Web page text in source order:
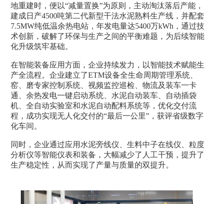
地重建时，便以“减量置换”为原则，主动淘汰落后产能，
建成日产4500吨第二代新型干法水泥熟料生产线，并配套
7.5MW纯低温余热电站，年发电量达5400万kWh，通过技
术创新，破解了环保与生产之间的平衡难题，为后续智能
化升级筑牢基础。
在智能装备应用方面，企业持续发力，以智能技术赋能生
产全流程。企业建立了ETM设备全生命周期管理系统、
窑、磨专家控制系统、视频监控巡检、物流及装车一卡
通、余热发电一键启动系统、水泥自动装车、自动插袋
机、全自动实验室和水泥自动配料系统等，优化交付流
程，成功实现无人化交付的“最后一公里”，获评省级数字
化车间。
同时，企业通过应用水泥旁线仪、生料中子在线仪、粒度
分析仪等智能仪表和装备，大幅减少了人工干预，提升了
生产稳定性，从而实现了产量与质量的双提升。